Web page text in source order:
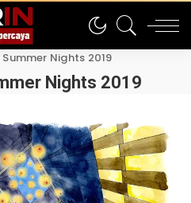
Nights 2019
Nights 2019